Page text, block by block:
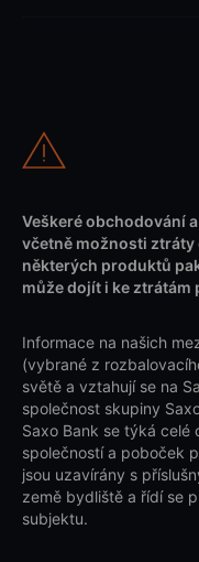
Veškeré obchodování
včetně možnosti ztráty
některých produktů
může dojít i ke
Informace na našich
(vybrané z
světě a vztahují se na
společnost skupiny
Saxo Bank se týká
společností a poboček
jsou uzavírány s
země bydliště a řídí se
subjektu.